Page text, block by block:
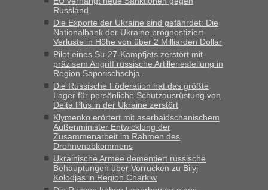
Recht, Visa und Dokumente • Deklaration
gebrauchter Kleidung beim Zoll
„Hallo Leute, ich weiß nicht, ob ich hier richtig bin mit meiner
Anfrage. Ich möchte 4 Umzugskartons mit gebrauchter
Straßen Kleidung bei der Einreise in die Ukraine
mitnehmen. Es ist gebrauchte Kleidung...“
Berichte und Reisetipps • Re: An welchem
Grenzübergang zwischen Polen und der Ukraine geht es am
schnellsten?
„Wir sind mit unserem Wohnmobil, wie geplant am Montag
15.6. in Krakovets rüber. Sehr zeitig los gegen 5 Uhr in der
Früh. Mit sehr sehr wenig Verkehr, super bis zur Grenze. Nur
8 PKW vor der Schranke....“
Russland
Die Exporte der Ukraine sind gefährdet: Die
Nationalbank der Ukraine prognostiziert
Verluste in Höhe von über 2 Milliarden Dollar
Pilot eines Su-27-Kampfjets zerstört mit
präzisem Angriff russische Artilleriestellung in
Region Saporischschja
Die Russische Föderation hat das größte
Lager für persönliche Schutzausrüstung von
Delta Plus in der Ukraine zerstört
Klymenko erörtert mit aserbaidschanischem
Außenminister Entwicklung der
Zusammenarbeit im Rahmen des
Drohnenabkommens
Ukrainische Armee dementiert russische
Behauptungen über Vorrücken zu Bilyj
Kolodjas in Region Charkiw